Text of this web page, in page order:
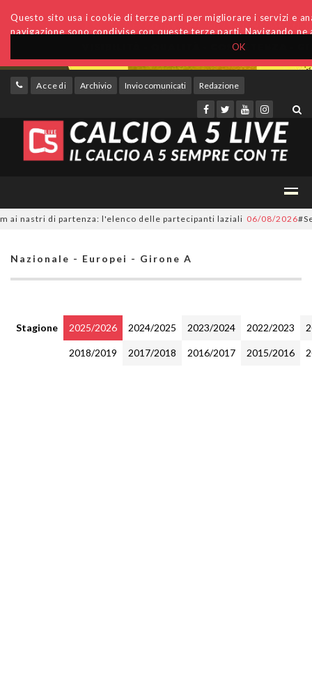
OK
Questo sito usa i cookie di terze parti per migliorare i servizi e
navigazione sono condivise con queste terze parti. Navigando
Accedi Archivio Invio comunicati Redazione
di partenza: l'elenco delle partecipanti laziali 06/08/2026
Nazionale - Europei - Girone A
Stagione 2025/2026 2024/2025 2023/2024 2022/2023
2018/2019 2017/2018 2016/2017 2015/2016